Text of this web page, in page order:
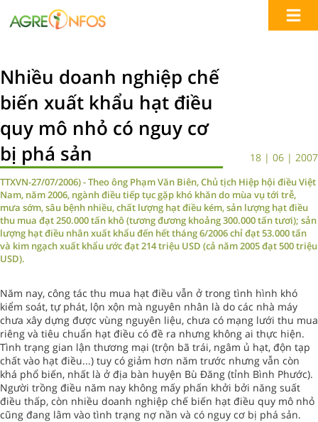
Nhiều doanh nghiệp chế
biến xuất khẩu hạt điều
quy mô nhỏ có nguy cơ
bị phá sản
18 | 06 | 2007
TTXVN-27/07/2006) - Theo ông Phạm Văn Biên, Chủ tịch Hiệp hội điều Việt
Nam, năm 2006, ngành điều tiếp tục gặp khó khăn do mùa vụ tới trễ,
mưa sớm, sâu bệnh nhiều, chất lượng hạt điều kém, sản lượng hạt điều
thu mua đạt 250.000 tấn khô (tương đương khoảng 300.000 tấn tươi); sản
lượng hạt điều nhân xuất khẩu đến hết tháng 6/2006 chỉ đạt 53.000 tấn
và kim ngạch xuất khẩu ước đạt 214 triệu USD (cả năm 2005 đạt 500 triệu
USD).
Năm nay, công tác thu mua hạt điều vẫn ở trong tình hình khó
kiểm soát, tự phát, lộn xộn mà nguyên nhân là do các nhà máy
chưa xây dựng được vùng nguyên liệu, chưa có mạng lưới thu mua
riêng và tiêu chuẩn hạt điều có đề ra nhưng không ai thực hiện.
Tình trạng gian lận thương mại (trộn bã trái, ngâm ủ hạt, độn tạp
chất vào hạt điều...) tuy có giảm hơn năm trước nhưng vẫn còn
khá phổ biến, nhất là ở địa bàn huyện Bù Đăng (tỉnh Bình Phước).
Người trồng điều năm nay không mấy phấn khởi bởi năng suất
điều thấp, còn nhiều doanh nghiệp chế biến hạt điều quy mô nhỏ
cũng đang lâm vào tình trạng nợ nần và có nguy cơ bị phá sản.